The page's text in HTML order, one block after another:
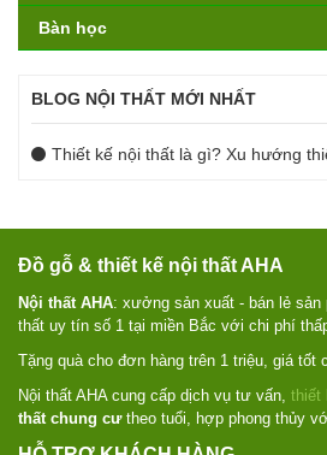
Bàn học
BLOG NỘI THẤT MỚI NHẤT
Thiết kế nội thất là gì? Xu hướng
Đồ gỗ & thiết kế nội thất AHA
Nội thất AHA: xưởng sản xuất - bán lẻ sản
thất uy tín số 1 tại miền Bắc với chi phí
Tặng quà cho đơn hàng trên 1 triệu, giá tốt
Nội thất AHA cung cấp dịch vụ tư vấn, thiết
thất chung cưtheo tuổi, hợp phong thủy